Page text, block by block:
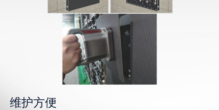
维护方便